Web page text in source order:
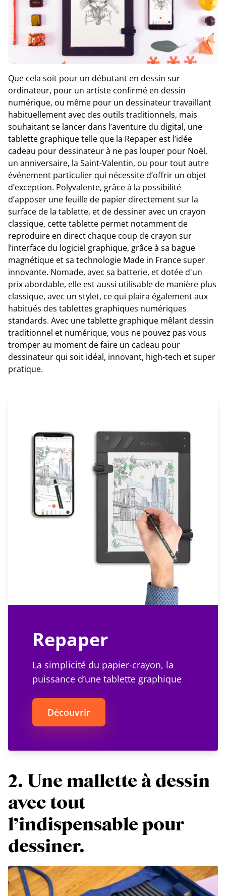
Que cela soit pour un débutant en dessin sur
ordinateur, pour un artiste confirmé en dessin
numérique, ou même pour un dessinateur travaillant
habituellement avec des outils traditionnels, mais
souhaitant se lancer dans l’aventure du digital, une
tablette graphique telle que la Repaper est l’idée
cadeau pour dessinateur à ne pas louper pour Noël,
un anniversaire, la Saint-Valentin, ou pour tout autre
événement particulier qui nécessite d’offrir un objet
d’exception. Polyvalente, grâce à la possibilité
d’apposer une feuille de papier directement sur la
surface de la tablette, et de dessiner avec un crayon
classique, cette tablette permet notamment de
reproduire en direct chaque coup de crayon sur
l’interface du logiciel graphique, grâce à sa bague
magnétique et sa technologie Made in France super
innovante. Nomade, avec sa batterie, et dotée d'un
prix abordable, elle est aussi utilisable de manière plus
classique, avec un stylet, ce qui plaira également aux
habitués des tablettes graphiques numériques
standards. Avec une tablette graphique mêlant dessin
traditionnel et numérique, vous ne pouvez pas vous
tromper au moment de faire un cadeau pour
dessinateur qui soit idéal, innovant, high-tech et super
pratique.
Repaper
La simplicité du papier-crayon, la
puissance d’une tablette graphique
Découvrir
2. Une mallette à dessin
avec tout
l’indispensable pour
dessiner.